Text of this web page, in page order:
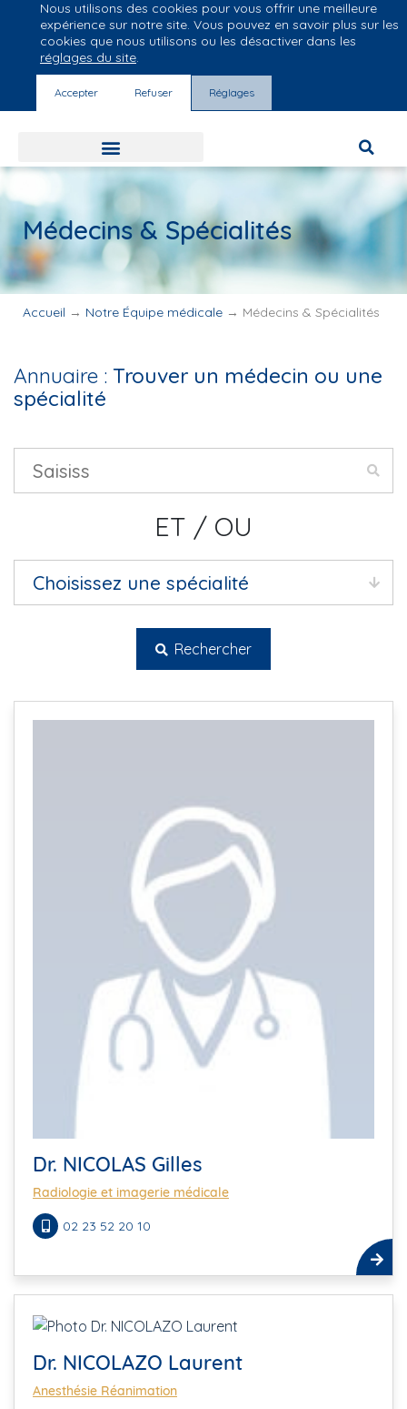
Groupe Vivalto Santé
Entre nous, la vie
Médecins & Spécialités
Accueil → Notre Équipe médicale → Médecins & Spécialités
Annuaire : Trouver un médecin ou une
spécialité
ET / OU
Rechercher
Dr. NICOLAS Gilles
Radiologie et imagerie médicale
02 23 52 20 10
Dr. NICOLAZO Laurent
Anesthésie Réanimation
Nous utilisons des cookies pour vous offrir une meilleure
expérience sur notre site. Vous pouvez en savoir plus sur les
cookies que nous utilisons ou les désactiver dans les
réglages du site.
Accepter Refuser Réglages